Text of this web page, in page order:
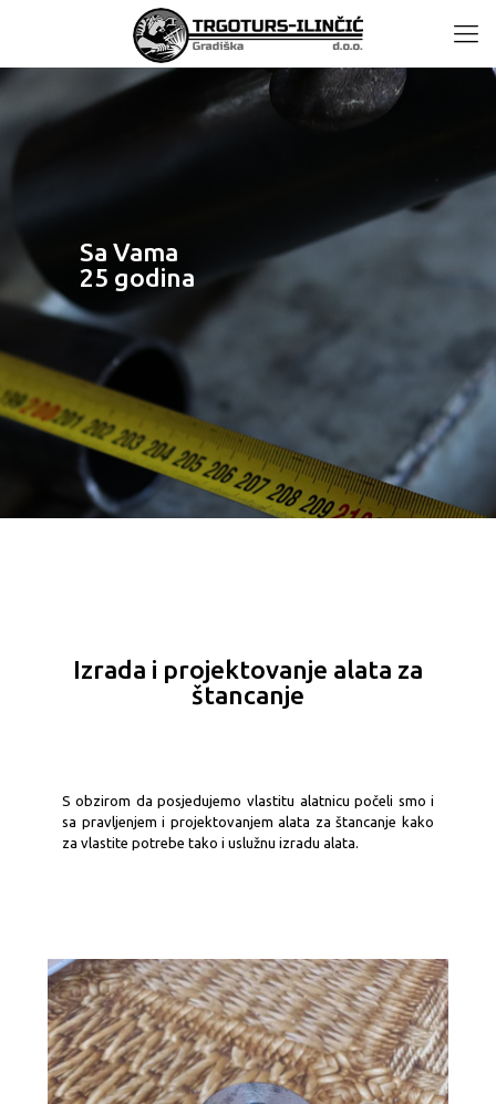
Sa Vama
25 godina
Izrada i projektovanje alata za
štancanje
S obzirom da posjedujemo vlastitu alatnicu počeli smo i
sa pravljenjem i projektovanjem alata za štancanje kako
za vlastite potrebe tako i uslužnu izradu alata.